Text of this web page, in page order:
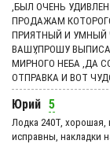
,БЫЛ ОЧЕНЬ
ПРОДАЖАМ
ПРИЯТНЫЙ И УМНЫЙ
ВАШУ,ПРОШУ
МИРНОГО НЕБА ,ДА
ОТПРАВКА И ВОТ
Юрий 5
Лодка 240Т, хорошая,
исправны, накладки